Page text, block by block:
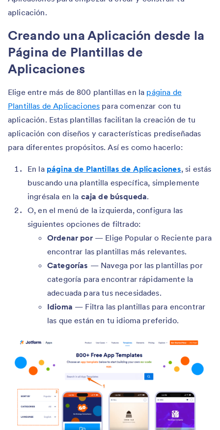
aplicación.
Creando una Aplicación desde la
Página de Plantillas de
Aplicaciones
Elige entre más de 800 plantillas en la página de
Plantillas de Aplicaciones para comenzar con tu
aplicación. Estas plantillas facilitan la creación de tu
aplicación con diseños y características prediseñadas
para diferentes propósitos. Así es como hacerlo:
En la página de Plantillas de Aplicaciones, si estás
buscando una plantilla específica, simplemente
ingrésala en la caja de búsqueda.
O, en el menú de la izquierda, configura las
siguientes opciones de filtrado:
Ordenar por— Elige Popular o Reciente para
encontrar las plantillas más relevantes.
Categorías — Navega por las plantillas por
categoría para encontrar rápidamente la
adecuada para tus necesidades.
Idioma — Filtra las plantillas para encontrar
las que están en tu idioma preferido.